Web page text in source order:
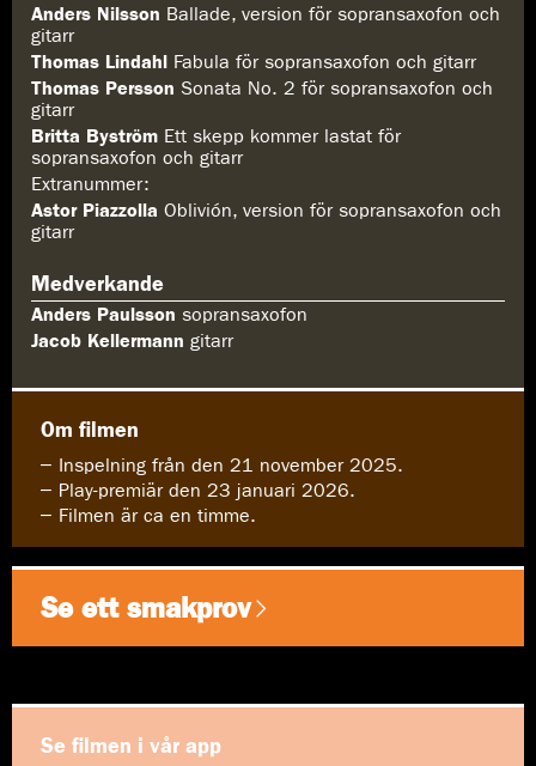
Anders Nilsson Ballade, version för sopransaxofon och
gitarr
Thomas Lindahl Fabula för sopransaxofon och gitarr
Thomas Persson Sonata No. 2 för sopransaxofon och
gitarr
Britta Byström Ett skepp kommer lastat för
sopransaxofon och gitarr
Extranummer:
Astor Piazzolla Oblivión, version för sopransaxofon och
gitarr
Medverkande
Anders Paulsson sopransaxofon
Jacob Kellermann gitarr
Om filmen
Inspelning från den 21 november 2025.
Play-premiär den 23 januari 2026.
Filmen är ca en timme.
Se ett smakprov
Se filmen i vår app